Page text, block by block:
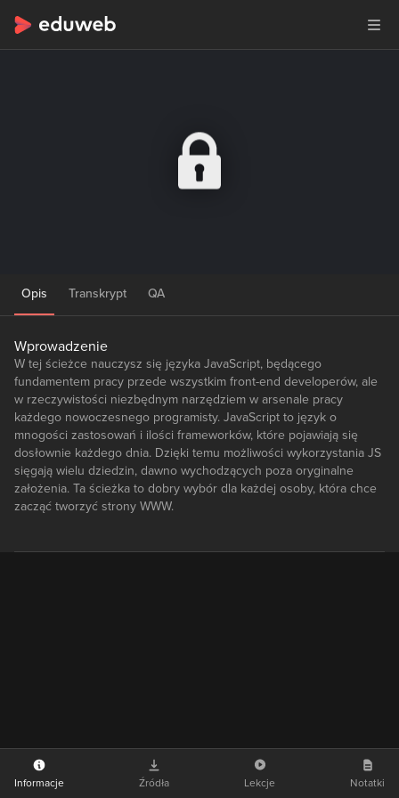
Opis Transkrypt QA
Wprowadzenie
W tej ścieżce nauczysz się języka JavaScript, będącego
fundamentem pracy przede wszystkim front-end developerów, ale
w rzeczywistości niezbędnym narzędziem w arsenale pracy
każdego nowoczesnego programisty. JavaScript to język o
mnogości zastosowań i ilości frameworków, które pojawiają się
dosłownie każdego dnia. Dzięki temu możliwości wykorzystania JS
sięgają wielu dziedzin, dawno wychodzących poza oryginalne
założenia. Ta ścieżka to dobry wybór dla każdej osoby, która chce
zacząć tworzyć strony WWW.
Informacje Źródła Lekcje Notatki